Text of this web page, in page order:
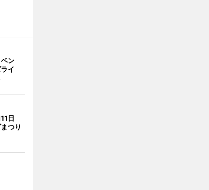
ン
イ
日
つり